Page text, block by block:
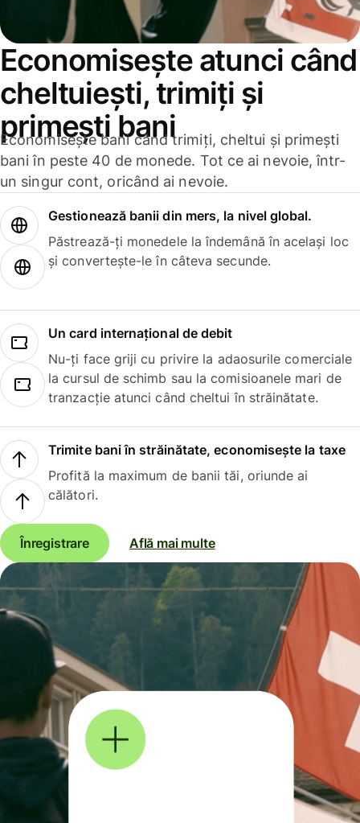
Economisește atunci când
cheltuiești, trimiți și
primești bani
Economisește bani când trimiți, cheltui și primești
bani în peste 40 de monede. Tot ce ai nevoie, într-
un singur cont, oricând ai nevoie.
Gestionează banii din mers, la nivel global.
Păstrează-ți monedele la îndemână în același loc
și convertește-le în câteva secunde.
Un card internațional de debit
Nu-ți face griji cu privire la adaosurile comerciale
la cursul de schimb sau la comisioanele mari de
tranzacție atunci când cheltui în străinătate.
Trimite bani în străinătate, economisește la taxe
Profită la maximum de banii tăi, oriunde ai
călători.
Înregistrare Află mai multe